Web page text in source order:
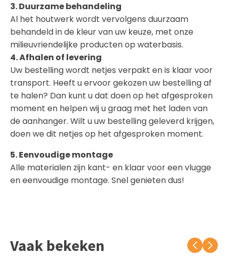
3. Duurzame behandeling
Al het houtwerk wordt vervolgens duurzaam
behandeld in de kleur van uw keuze, met onze
milieuvriendelijke producten op waterbasis.
4. Afhalen of levering
Uw bestelling wordt netjes verpakt en is klaar voor
transport. Heeft u ervoor gekozen uw bestelling af
te halen? Dan kunt u dat doen op het afgesproken
moment en helpen wij u graag met het laden van
de aanhanger. Wilt u uw bestelling geleverd krijgen,
doen we dit netjes op het afgesproken moment.
5. Eenvoudige montage
Alle materialen zijn kant- en klaar voor een vlugge
en eenvoudige montage. Snel genieten dus!
Vaak bekeken